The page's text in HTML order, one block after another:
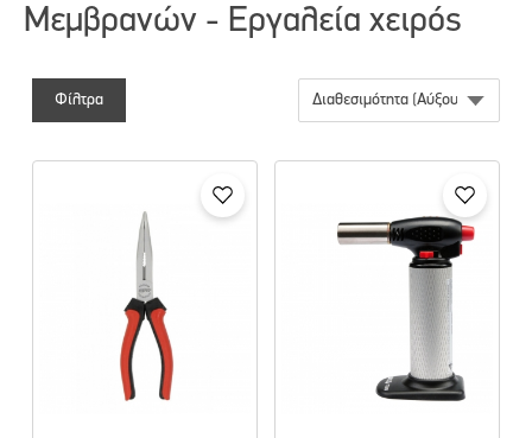
Μεμβρανών - Εργαλεία χειρός
Φίλτρα